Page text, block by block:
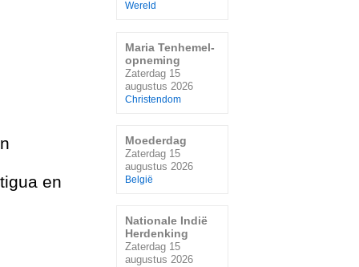
en
Wereld
Maria Tenhemel-
opneming
Zaterdag 15
augustus 2026
Christendom
Moederdag
Zaterdag 15
augustus 2026
België
Nationale Indië
Herdenking
Zaterdag 15
augustus 2026